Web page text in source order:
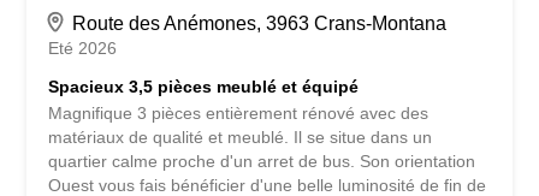
Route des Anémones, 3963 Crans-Montana
Eté 2026
Spacieux 3,5 pièces meublé et équipé
Magnifique 3 pièces entièrement rénové avec des
matériaux de qualité et meublé. Il se situe dans un
quartier calme proche d'un arret de bus. Son orientation
Ouest vous fais bénéficier d'une belle luminosité de fin de